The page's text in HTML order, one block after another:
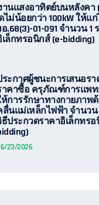
นแสงอาทิตย์บนหลังคา
ม่น้อยกว่า 100kW ให้แ
01-091 จำนวน 1
ล็กทรอนิกส์ (e-bidding)
ระกาศผู้ชนะการเสนอร
าคาซื้อ ครุภัณฑ์การแพท
การรักษาทางกายภาพ
ลื่นแม่เหล็กไฟฟ้า จำนวน
ประกวดราคาอิเล็กทรอ
23/2026